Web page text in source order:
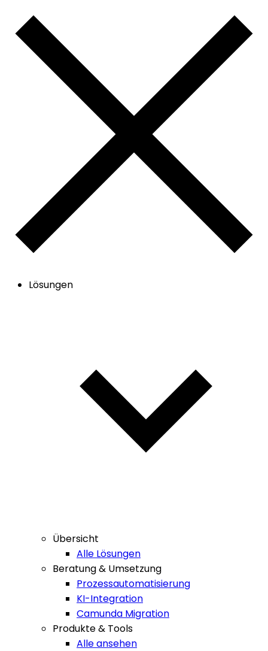
Lösungen
Übersicht
Alle Lösungen
Beratung & Umsetzung
Prozessautomatisierung
KI-Integration
Camunda Migration
Produkte & Tools
Alle ansehen